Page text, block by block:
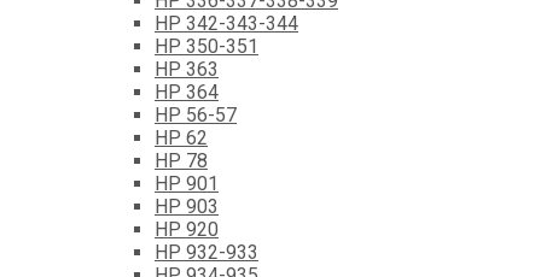
HP 342-343-344
HP 350-351
HP 363
HP 364
HP 56-57
HP 62
HP 78
HP 901
HP 903
HP 920
HP 932-933